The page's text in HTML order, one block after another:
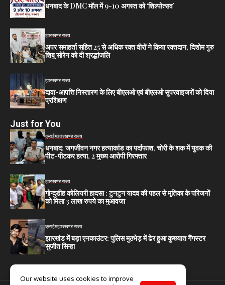
धनबाद के DMC मॉल में 9-10 अगस्त को ‘शिल्पोत्सव’
झारखण्डराज्य
अपर समाहर्ता सहित 25 से अधिक रक्त वीरों ने किया रक्तदान, दिशोम गुरु
शिबू सोरेन को दी श्रद्धांजलि
झारखण्डराज्य
दावा-आपत्ति निस्तारण के लिए बीएलओ एवं बीएलओ सुपरवाइजरों को दिया
प्रशिक्षण
Just for You
क्राईमझारखण्डराज्य
धनबाद: जगजीवन नगर हत्याकांड का पर्दाफाश, चोरी के शक में युवक की
पीट-पीटकर हत्या, 2 मुख्य आरोपी गिरफ्तार
झारखण्डराज्य
गोन्दुडीह कोलियरी हादसा : टुनटुन यादव की पहल से मृतिका के परिजनों
को मिला 3 लाख रुपये का मुआवजा
क्राईमझारखण्डराज्य
झारखंड में बड़ा एनकाउंटर: पुलिस मुठभेड़ में ढेर हुआ कुख्यात गैंगस्टर
सुजीत सिन्हा
Our website uses cookies to improve